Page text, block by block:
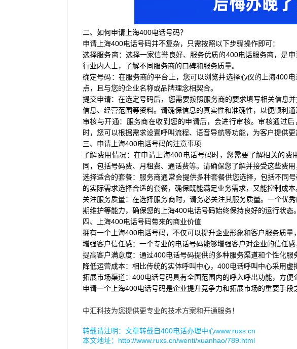
二、如何申请上海400电话号码？
申请上海400电话号码并不复杂，只需按照以下步骤操作即可：
选择服务商：选择一家信誉良好、服务优质的400电话服务商，是
行业内人士，了解不同服务商的口碑和服务质量。
确定号码：在服务商的平台上，您可以浏览并选择心仪的上海400
点，且与您的企业名称或品牌理念相契合。
提交申请：在选定号码后，您需要按照服务商的要求填写相关信息
信息、经营范围等资料。请确保信息的真实性和准确性，以便顺利通
审核与开通：服务商在收到您的申请后，会进行审核。审核通过
时，您可以根据需求设置呼叫流程、语音导航等功能，为客户提供更
三、申请上海400电话号码的注意事项
了解费用情况：在申请上海400电话号码时，您需要了解相关的
同，包括号码费、月租费、通话费等。请确保您了解并接受这些费用
选择适合的套餐：服务商通常会提供多种套餐供您选择，包括不同
的实际需求选择合适的套餐，确保既能满足业务需求，又能控制成本
关注服务质量：在选择服务商时，请务必关注其服务质量。一个优
期维护等能力，确保您的上海400电话号码始终保持良好的运行状态。
四、上海400电话号码带来的商业价值
拥有一个上海400电话号码，不仅可以提升企业形象和客户服务质量
增强客户信任感：一个专业的电话号码能够增强客户对企业的信任感
提高客户满意度：通过400电话号码提供的多种服务渠道和个性化服
降低运营成本：相比传统的实体呼叫中心，400电话呼叫中心采用虚
拓展市场渠道：400电话号码具有全国范围内的呼入呼出功能，方便
申请一个上海400电话号码是企业提升竞争力和拓展市场的重要手段
中汇科技为您提供更专业的技术方案和开通服务！
转载请注明：文章转载自400电话办理中心www.ruxs.cn
本文地址： http://www.ruxs.cn/wenti/xuanhao/789.html